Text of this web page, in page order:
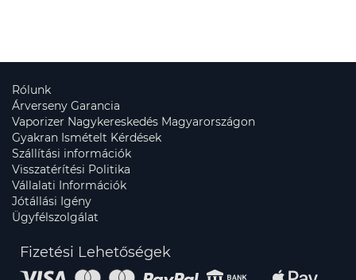
Rólunk
Árverseny Garancia
Vaporizer Nagykereskedés Magyarországon
Gyakran Ismételt Kérdések
Szállítási információk
Visszatérítési Politika
Vállalati Információk
Jótállási Igény
Ügyfélszolgálat
Fizetési Lehetőségek